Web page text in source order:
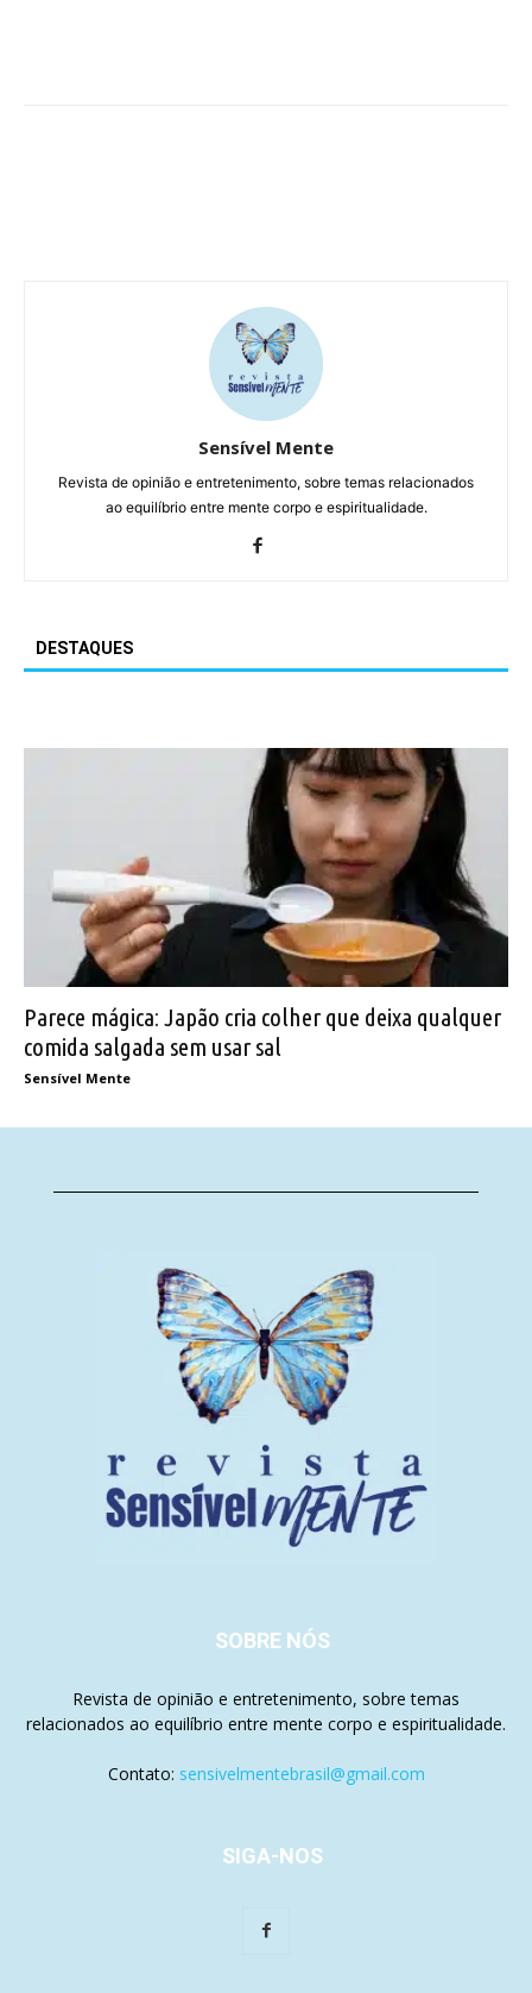
Sensível Mente
Revista de opinião e entretenimento, sobre temas relacionados
ao equilíbrio entre mente corpo e espiritualidade.
DESTAQUES
Parece mágica: Japão cria colher que deixa qualquer
comida salgada sem usar sal
Sensível Mente
SOBRE NÓS
Revista de opinião e entretenimento, sobre temas
relacionados ao equilíbrio entre mente corpo e espiritualidade.
Contato: sensivelmentebrasil@gmail.com
SIGA-NOS